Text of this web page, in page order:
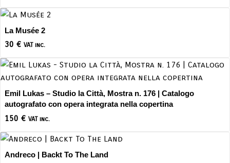
La Musée 2
30 € VAT inc.
Emil Lukas – Studio la Città, Mostra n. 176 | Catalogo
autografato con opera integrata nella copertina
150 € VAT inc.
Andreco | Backt To The Land